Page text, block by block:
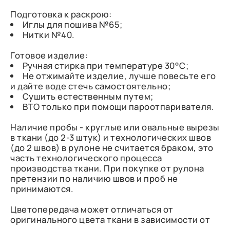
Подготовка к раскрою:
Иглы для пошива №65;
Нитки №40.
Готовое изделие:
Ручная стирка при температуре 30°С;
Не отжимайте изделие, лучше повесьте его
и дайте воде стечь самостоятельно;
Сушить естественным путем;
ВТО только при помощи пароотпаривателя.
Наличие пробы - круглые или овальные вырезы
в ткани (до 2-3 штук) и технологических швов
(до 2 швов) в рулоне не считается браком, это
часть технологического процесса
производства ткани. При покупке от рулона
претензии по наличию швов и проб не
принимаются.
Цветопередача может отличаться от
оригинального цвета ткани в зависимости от